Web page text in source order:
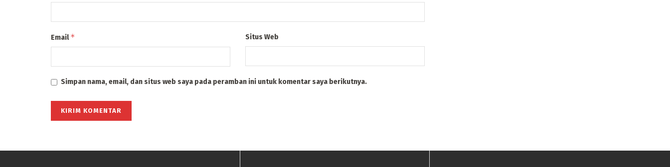
Email* Situs Web
Simpan nama, email, dan situs web saya pada peramban ini untuk komentar saya berikutnya.